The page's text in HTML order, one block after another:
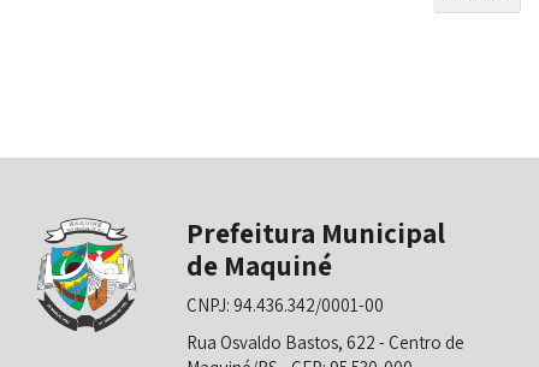
Prefeitura Municipal
de Maquiné
CNPJ: 94.436.342/0001-00
Rua Osvaldo Bastos, 622 - Centro de